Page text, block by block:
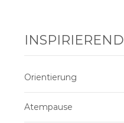
INSPIRIEREND
Orientierung
Atempause